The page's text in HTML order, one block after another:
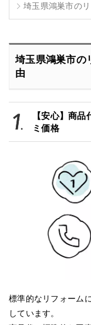
埼玉県鴻巣市の
埼玉県鴻巣市の
由
【安心】商
ミ価格
標準的なリフォーム
しています。